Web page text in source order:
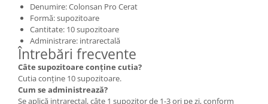
Denumire: Colonsan Pro Cerat
Formă: supozitoare
Cantitate: 10 supozitoare
Administrare: intrarectală
Întrebări frecvente
Câte supozitoare conține cutia?
Cutia conține 10 supozitoare.
Cum se administrează?
Se aplică intrarectal, câte 1 supozitor de 1-3 ori pe zi, conform